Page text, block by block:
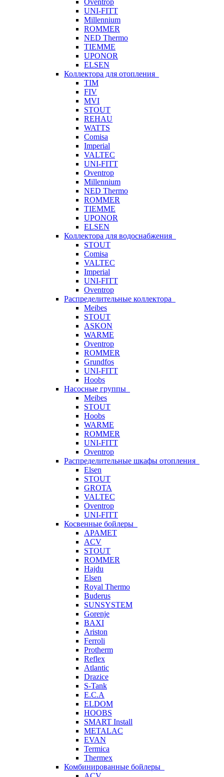
Oventrop
UNI-FITT
Millennium
ROMMER
NED Thermo
TIEMME
UPONOR
ELSEN
Коллектора для отопления
TIM
FIV
MVI
STOUT
REHAU
WATTS
Comisa
Imperial
VALTEC
UNI-FITT
Oventrop
Millennium
NED Thermo
ROMMER
TIEMME
UPONOR
ELSEN
Коллектора для водоснабжения
STOUT
Comisa
VALTEC
Imperial
UNI-FITT
Oventrop
Распределительные коллектора
Meibes
STOUT
ASKON
WARME
Oventrop
ROMMER
Grundfos
UNI-FITT
Hoobs
Насосные группы
Meibes
STOUT
Hoobs
WARME
ROMMER
UNI-FITT
Oventrop
Распределительные шкафы отопления
Elsen
STOUT
GROTA
VALTEC
Oventrop
UNI-FITT
Косвенные бойлеры
APAMET
ACV
STOUT
ROMMER
Hajdu
Elsen
Royal Thermo
Buderus
SUNSYSTEM
Gorenje
BAXI
Ariston
Ferroli
Protherm
Reflex
Atlantic
Drazice
S-Tank
E.C.A
ELDOM
HOOBS
SMART Install
METALAC
EVAN
Termica
Thermex
Комбинированные бойлеры